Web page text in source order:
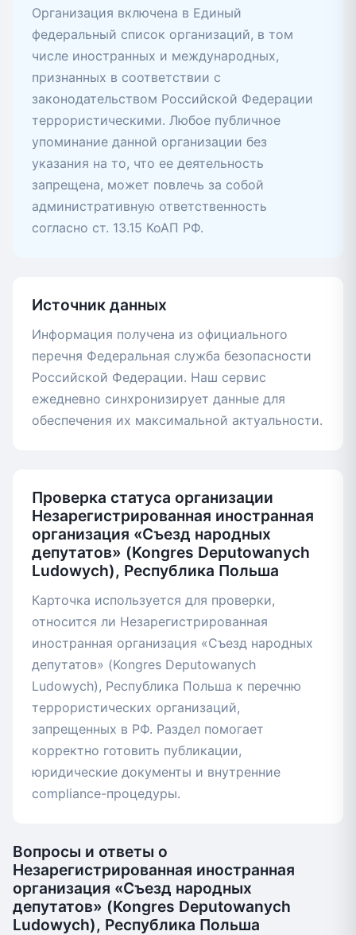
Организация включена в Единый
федеральный список организаций, в том
числе иностранных и международных,
признанных в соответствии с
законодательством Российской Федерации
террористическими. Любое публичное
упоминание данной организации без
указания на то, что ее деятельность
запрещена, может повлечь за собой
административную ответственность
согласно ст. 13.15 КоАП РФ.
Источник данных
Информация получена из официального
перечня Федеральная служба безопасности
Российской Федерации. Наш сервис
ежедневно синхронизирует данные для
обеспечения их максимальной актуальности.
Проверка статуса организации
Незарегистрированная иностранная
организация «Съезд народных
депутатов» (Kongres Deputowanych
Ludowych), Республика Польша
Карточка используется для проверки,
относится ли Незарегистрированная
иностранная организация «Съезд народных
депутатов» (Kongres Deputowanych
Ludowych), Республика Польша к перечню
террористических организаций,
запрещенных в РФ. Раздел помогает
корректно готовить публикации,
юридические документы и внутренние
compliance-процедуры.
Вопросы и ответы о
Незарегистрированная иностранная
организация «Съезд народных
депутатов» (Kongres Deputowanych
Ludowych), Республика Польша